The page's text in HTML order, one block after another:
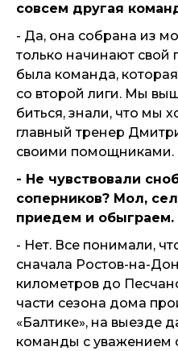
совсем другая
- Да, она собрана из
только начинают свой
была команда,
со второй лиги. Мы
биться, знали, что мы
главный тренер
своими помощниками.
- Не чувствовали
соперников? Мол,
приедем и обыграем.
- Нет. Все понимали,
сначала Ростов-на-
километров до
части сезона дома
«Балтике», на выезде
команды с уважением